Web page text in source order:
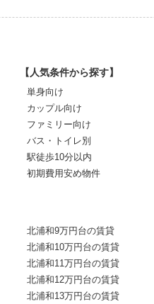
【人気条件から探す】
単身向け
カップル向け
ファミリー向け
バス・トイレ別
駅徒歩10分以内
初期費用安め物件
北浦和9万円台の賃貸
北浦和10万円台の賃貸
北浦和11万円台の賃貸
北浦和12万円台の賃貸
北浦和13万円台の賃貸